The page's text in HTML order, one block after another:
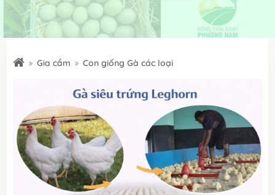
Gia cầm Con giống Gà các loại